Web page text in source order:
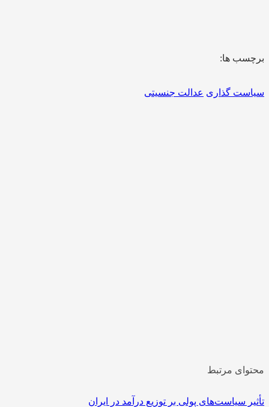
برچسب ها:
سیاست گذاری عدالت جنسیتی
محتوای مرتبط
تأثیر سیاست‌های پولی بر توزیع درآمد در ایران